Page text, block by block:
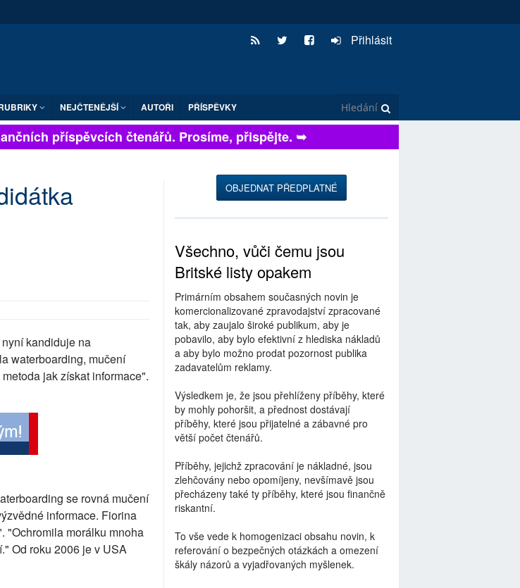
Přihlásit
NEJČTENĚJŠÍ AUTOŘI PŘÍSPĚVKY
příspěvcích čtenářů. Prosíme, přispějte. ➥
kandiduje na
waterboarding, mučení
jak získat informace".
se rovná mučení
informace. Fiorina
"Ochromila morálku mnoha
Od roku 2006 je v USA
OBJEDNAT PŘEDPLATNÉ
Všechno, vůči čemu jsou
Britské listy opakem
Primárním obsahem současných novin je
komercionalizované zpravodajství zpracované
tak, aby zaujalo široké publikum, aby je
pobavilo, aby bylo efektivní z hlediska nákladů
a aby bylo možno prodat pozornost publika
zadavatelům reklamy.
Výsledkem je, že jsou přehlíženy příběhy, které
by mohly pohoršit, a přednost dostávají
příběhy, které jsou přijatelné a zábavné pro
větší počet čtenářů.
Příběhy, jejichž zpracování je nákladné, jsou
zlehčovány nebo opomíjeny, nevšímavě jsou
přecházeny také ty příběhy, které jsou finančně
riskantní.
To vše vede k homogenizaci obsahu novin, k
referování o bezpečných otázkách a omezení
škály názorů a vyjadřovaných myšlenek.